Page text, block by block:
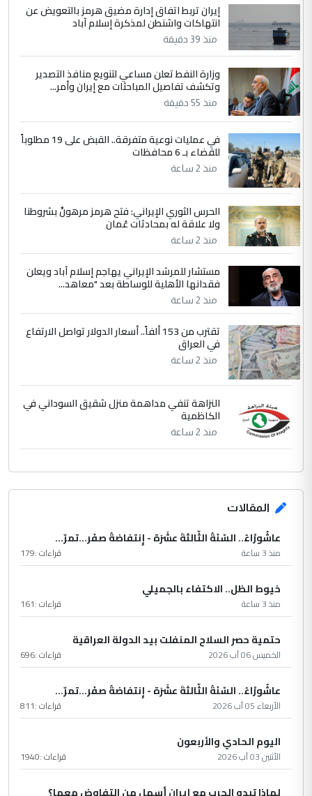
4
التعليق : واحد من عصابة علي ماما يسقط
جنسية الرافد الثالث للعراق ومن اصول عريقة
ابا فرات ...
الموضوع :
الجواهري يرد على صدام حسين سل
مضجعيك يابن الزنا (نص كامل)
5 سردار
التعليق : واحد من عصابة علي ماما يسقط
جنسية الرافد الثالث للعراق ومن اصول عريقة
الموضوع :
الجواهري يرد على صدام حسين سل
مضجعيك يابن الزنا (نص كامل)
إيران تربط اتفاق إدارة مضيق هرمز بالتعويض عن
انتهاكات واشنطن لمذكرة إسلام آباد
منذ 39 دقيقة
وزارة النفط تعلن مساعي لتنويع منافذ التصدير
وتكشف تفاصيل المباحثات مع إيران وأمر...
منذ 55 دقيقة
في عمليات نوعية متفرقة.. القبض على 19 مطلوباً
للقضاء بـ 6 محافظات
منذ 2 ساعة
الحرس الثوري الإيراني: فتح هرمز مرهونٌ بشروطنا
ولا علاقة له بمحادثات عُمان
منذ 2 ساعة
مستشار للمرشد الإيراني يهاجم إسلام آباد ويعلن
فقدانها الأهلية للوساطة بعد "معاهد...
منذ 2 ساعة
تقترب من 153 ألفاً.. أسعار الدولار تواصل الارتفاع
في العراق
منذ 2 ساعة
النزاهة تنفي مداهمة منزل شقيق السوداني في
الكاظمية
منذ 2 ساعة
المقالات
عاشُورْاءُ.. السّنَةُ الثّالثةَ عشَرَة - إِنتفاضةُ صفَر…تمرّ...
منذ 3 ساعة قراءات :179
خيوط الظل.. الاكتفاء بالجميلي
منذ 3 ساعة قراءات :161
حتمية حصر السلاح المنفلت بيد الدولة العراقية
الخميس 06 آب 2026 قراءات :696
عاشُورْاءُ.. السّنَةُ الثّالثةَ عشَرَة - إِنتفاضةُ صفَر…تمرّ...
الأربعاء 05 آب 2026 قراءات :811
اليوم الحادي والأربعون
الأثنين 03 آب 2026 قراءات :1940